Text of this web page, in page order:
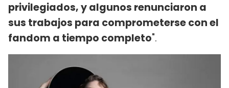
privilegiados, y algunos renunciaron a
sus trabajos para comprometerse con el
fandom a tiempo completo".